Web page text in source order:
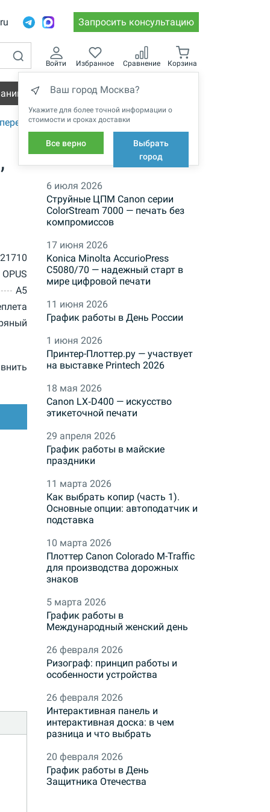
Запросить консультацию
Войти Избранное Сравнение Корзина
Ваш город Москва?
Укажите для более точной информации о
стоимости и сроках доставки
Все верно
Выбрать
город
Вакансии
Metalbind
OPUS
A5
НОВОСТИ
6 июля 2026
Струйные ЦПМ Canon серии
ColorStream 7000 — печать без
компромиссов
17 июня 2026
Konica Minolta AccurioPress
C5080/70 — надежный старт в
мире цифровой печати
11 июня 2026
График работы в День России
1 июня 2026
Принтер-Плоттер.ру — участвует
на выставке Printech 2026
18 мая 2026
Canon LX‑D400 — искусство
этикеточной печати
29 апреля 2026
График работы в майские
праздники
11 марта 2026
Как выбрать копир (часть 1).
Основные опции: автоподатчик и
подставка
10 марта 2026
Плоттер Canon Colorado M-Traffic
для производства дорожных
знаков
5 марта 2026
График работы в
Международный женский день
26 февраля 2026
Ризограф: принцип работы и
особенности устройства
26 февраля 2026
Интерактивная панель и
интерактивная доска: в чем
разница и что выбрать
20 февраля 2026
График работы в День
Защитника Отечества